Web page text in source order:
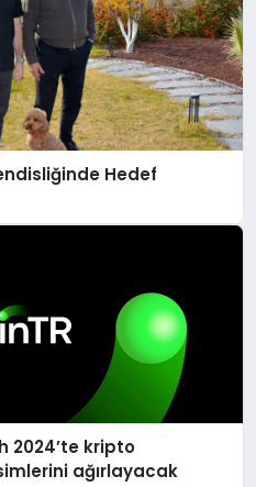
Hedef
2024’te kripto
ağırlayacak